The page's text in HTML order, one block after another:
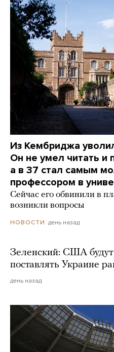
Из Кембриджа
Он не умел читать и
а в 37 стал самым
профессором в
Сейчас его обвинили в
возникли вопросы
НОВОСТИ день назад
Зеленский: США
поставлять Украине
день назад